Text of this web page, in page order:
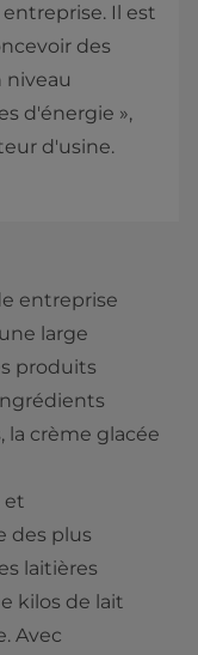
Il est
des
d'énergie »,
d'usine.​
entreprise
large
produits
la crème glacée
et
des plus
laitières
kilos de lait
Avec